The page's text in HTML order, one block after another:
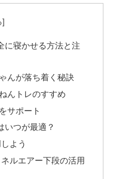
に寝かせる方法と注
んが落ち着く秘訣
んトレのすすめ
サポート
いつが最適？
よう
ルエアー下段の活用